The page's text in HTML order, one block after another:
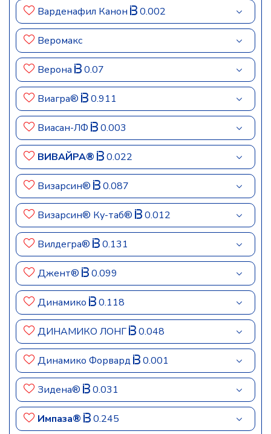
Варденафил Канон 0.002
Веромакс
Верона 0.07
Виагра® 0.911
Виасан-ЛФ 0.003
ВИВАЙРА® 0.022
Визарсин® 0.087
Визарсин® Ку-таб® 0.012
Вилдегра® 0.131
Джент® 0.099
Динамико 0.118
ДИНАМИКО ЛОНГ 0.048
Динамико Форвард 0.001
Зидена® 0.031
Импаза® 0.245